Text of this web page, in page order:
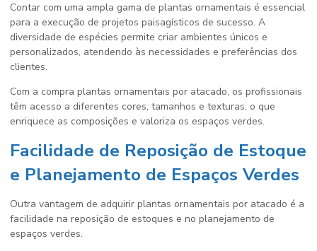
Contar com uma ampla gama de plantas ornamentais é essencial
para a execução de projetos paisagísticos de sucesso. A
diversidade de espécies permite criar ambientes únicos e
personalizados, atendendo às necessidades e preferências dos
clientes.
Com a compra plantas ornamentais por atacado, os profissionais
têm acesso a diferentes cores, tamanhos e texturas, o que
enriquece as composições e valoriza os espaços verdes.
Facilidade de Reposição de Estoque
e Planejamento de Espaços Verdes
Outra vantagem de adquirir plantas ornamentais por atacado é a
facilidade na reposição de estoques e no planejamento de
espaços verdes.